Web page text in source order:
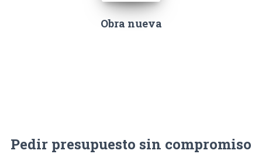
Obra nueva
Pedir presupuesto sin compromiso